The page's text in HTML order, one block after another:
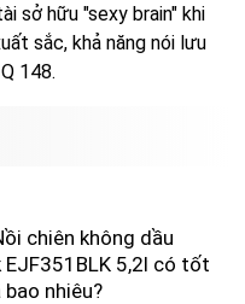
sở hữu "sexy brain" khi
sắc, khả năng nói lưu
148.
chiên không dầu
EJF351BLK 5,2l có tốt
bao nhiêu?